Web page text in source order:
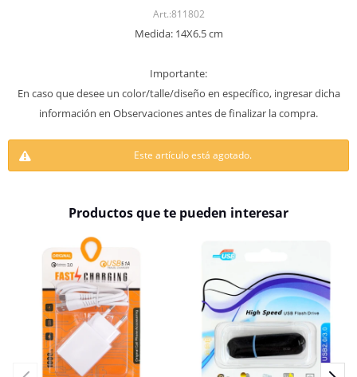
811802
Medida: 14X6.5 cm
Importante:
En caso que desee un color/talle/diseño en específico, ingresar dicha
información en Observaciones antes de finalizar la compra.
Este artículo está agotado.
Productos que te pueden interesar